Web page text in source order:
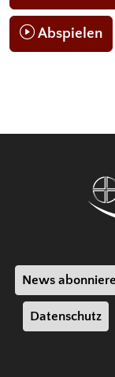
Abspielen
News
Datenschutz